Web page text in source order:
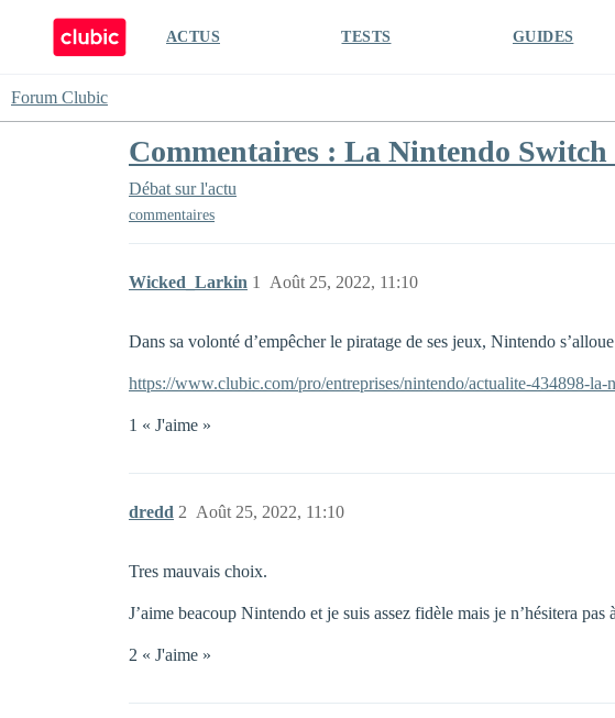
ACTUS TESTS GUIDES
Forum Clubic
Commentaires : La Nintendo
Débat sur l'actu
commentaires
Wicked_Larkin Août 25, 2022, 11:10
1
Dans sa volonté d’empêcher le piratage de ses jeux, Nintendo
https://www.clubic.com/pro/entreprises/nintendo/actualite-434898-
1 « J'aime »
dredd Août 25, 2022, 11:10
2
Tres mauvais choix.
J’aime beacoup Nintendo et je suis assez fidèle mais je n’hésitera
2 « J'aime »